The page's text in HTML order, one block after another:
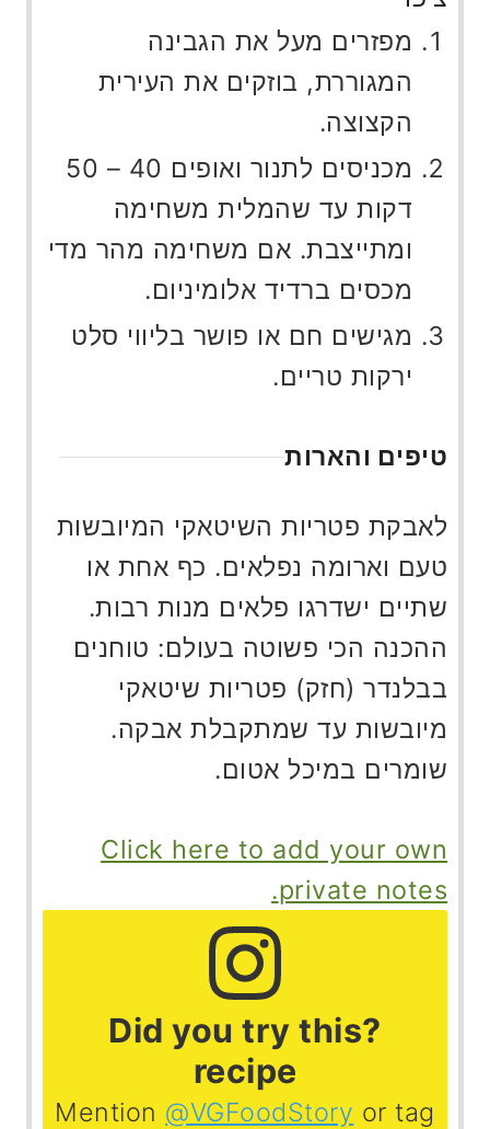
מפזרים מעל את הגבינה
המגוררת, בוזקים את העירית
הקצוצה.
מכניסים לתנור ואופים 40 – 50
דקות עד שהמלית משחימה
ומתייצבת. אם משחימה מהר מדי
מכסים ברדיד אלומיניום.
מגישים חם או פושר בליווי סלט
ירקות טריים.
טיפים והארות
לאבקת פטריות השיטאקי המיובשות
טעם וארומה נפלאים. כף אחת או
שתיים ישדרגו פלאים מנות רבות.
ההכנה הכי פשוטה בעולם: טוחנים
בבלנדר (חזק) פטריות שיטאקי
מיובשות עד שמתקבלת אבקה.
שומרים במיכל אטום.
Click here to add your own
private notes.
?Did you try this
recipe
Mention @VGFoodStory or tag